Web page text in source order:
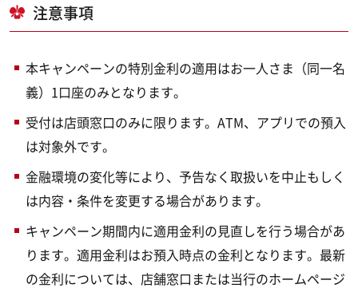
注意事項
本キャンペーンの特別金利の適用はお一人さま（同一名
義）1口座のみとなります。
受付は店頭窓口のみに限ります。ATM、アプリでの預入
は対象外です。
金融環境の変化等により、予告なく取扱いを中止もしく
は内容・条件を変更する場合があります。
キャンペーン期間内に適用金利の見直しを行う場合があ
ります。適用金利はお預入時点の金利となります。最新
の金利については、店舗窓口または当行のホームページ